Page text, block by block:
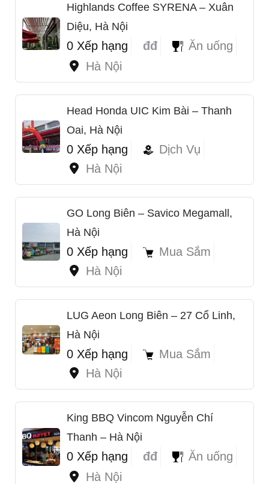
Highlands Coffee SYRENA – Xuân
Diệu, Hà Nội
0 Xếp hạng đđ
Ăn uống
Hà Nội
Head Honda UIC Kim Bài – Thanh
Oai, Hà Nội
0 Xếp hạng
Dịch Vụ
Hà Nội
GO Long Biên – Savico Megamall,
Hà Nội
0 Xếp hạng
Mua Sắm
Hà Nội
LUG Aeon Long Biên – 27 Cổ Linh,
Hà Nội
0 Xếp hạng
Mua Sắm
Hà Nội
King BBQ Vincom Nguyễn Chí
Thanh – Hà Nội
0 Xếp hạng đđ
Ăn uống
Hà Nội